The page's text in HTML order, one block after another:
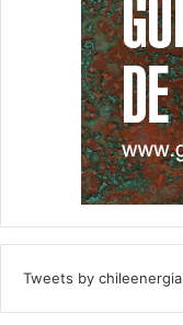
Tweets by chileenergia